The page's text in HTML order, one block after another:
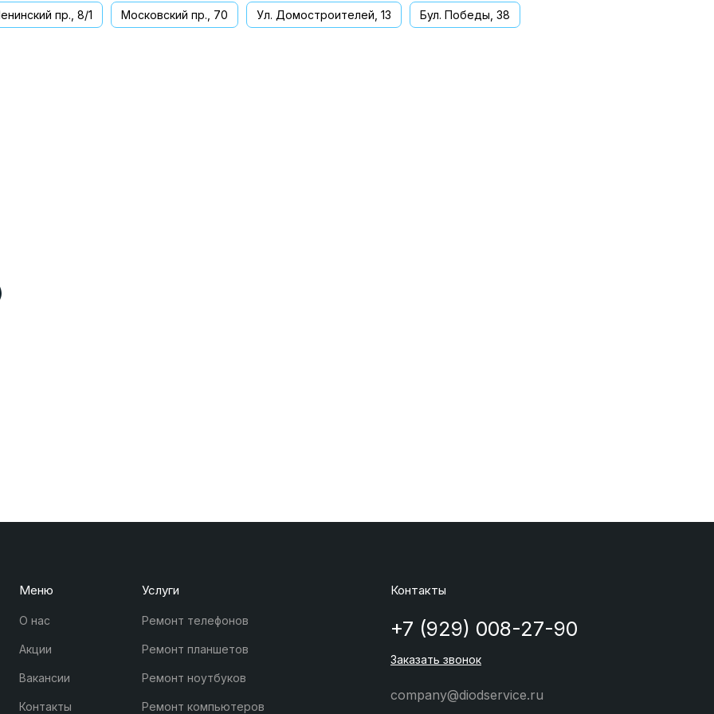
пр., 8/1 Московский пр., 70 Ул. Домостроителей, 13 Бул. Победы, 38
Меню
О нас
Акции
Вакансии
Контакты
Услуги
Ремонт телефонов
Ремонт планшетов
Ремонт ноутбуков
Ремонт компьютеров
Контакты
+7 (929) 008-27-90
Заказать звонок
company@diodservice.ru